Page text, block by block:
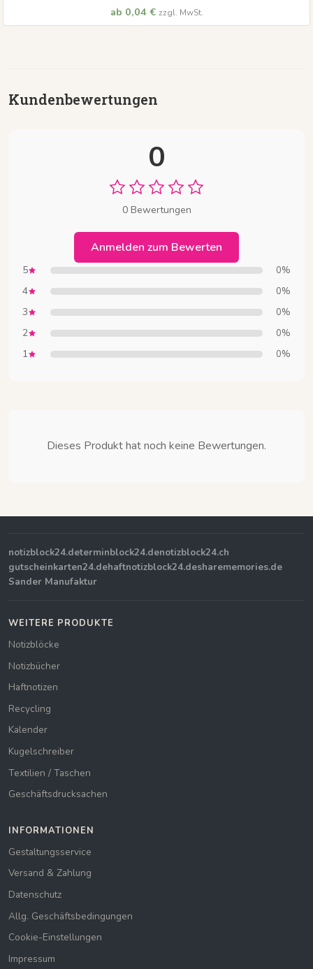
ab 0,04 € zzgl. MwSt.
Kundenbewertungen
0
0 Bewertungen
Anmelden zum Bewerten
5 0%
4 0%
3 0%
2 0%
1 0%
Dieses Produkt hat noch keine Bewertungen.
notizblock24.determinblock24.denotizblock24.ch
gutscheinkarten24.dehaftnotizblock24.desharememories.de
Sander Manufaktur
WEITERE PRODUKTE
Notizblöcke
Notizbücher
Haftnotizen
Recycling
Kalender
Kugelschreiber
Textilien / Taschen
Geschäftsdrucksachen
INFORMATIONEN
Gestaltungsservice
Versand & Zahlung
Datenschutz
Allg. Geschäftsbedingungen
Cookie-Einstellungen
Impressum